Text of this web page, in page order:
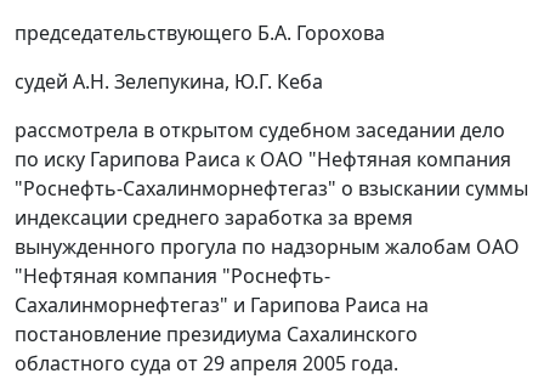
председательствующего Б.А. Горохова
судей А.Н. Зелепукина, Ю.Г. Кеба
рассмотрела в открытом судебном заседании дело
по иску Гарипова Раиса к ОАО "Нефтяная компания
"Роснефть-Сахалинморнефтегаз" о взыскании суммы
индексации среднего заработка за время
вынужденного прогула по надзорным жалобам ОАО
"Нефтяная компания "Роснефть-
Сахалинморнефтегаз" и Гарипова Раиса на
постановление президиума Сахалинского
областного суда от 29 апреля 2005 года.